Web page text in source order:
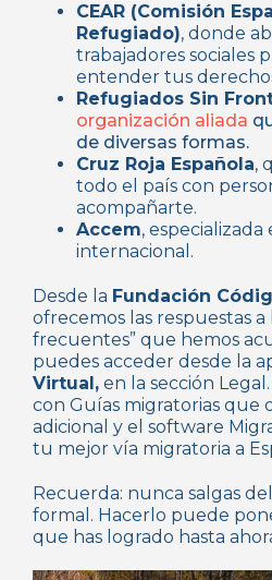
CEAR (Comisión
Refugiado), donde
trabajadores sociales
entender tus
Refugiados Sin
organización aliada
de diversas formas.
Cruz Roja Española,
todo el país con
acompañarte.
Accem,
internacional.
Desde la Fundación
ofrecemos las respuestas a
frecuentes” que hemos
puedes acceder desde la
Virtual, en la sección
con Guías migratorias que
adicional y el software
tu mejor vía migratoria a
Recuerda: nunca salgas
formal. Hacerlo puede
que has logrado hasta